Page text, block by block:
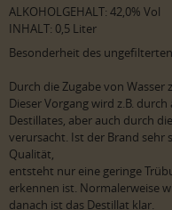
ALKOHOLGEHALT: 42,0% Vol
INHALT: 0,5 Liter
Besonderheit des
Durch die Zugabe von
Dieser Vorgang wird z.B.
Destillates, aber auch durch
verursacht. Ist der Brand sehr
Qualität,
entsteht nur eine geringe
erkennen ist. Normalerweise
danach ist das Destillat klar.